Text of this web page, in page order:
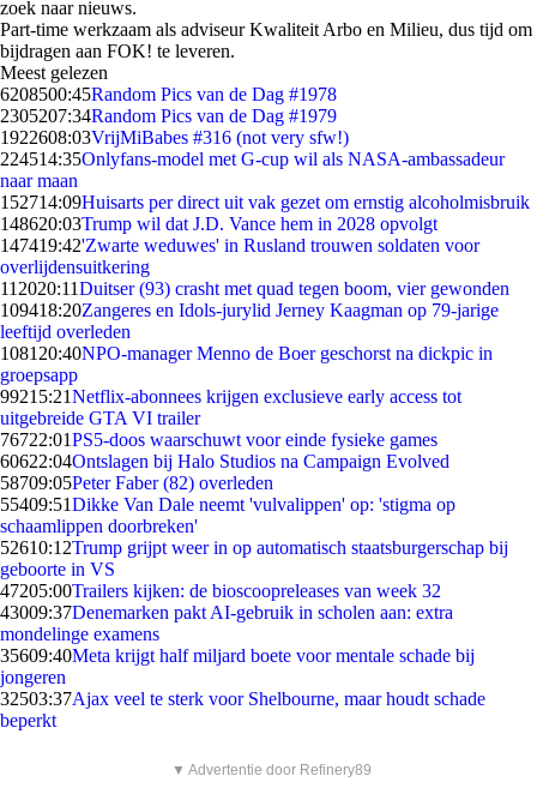
zoek naar nieuws.
Part-time werkzaam als adviseur Kwaliteit Arbo en Milieu, dus tijd om
bijdragen aan FOK! te leveren.
Meest gelezen
6208500:45Random Pics van de Dag #1978
2305207:34Random Pics van de Dag #1979
1922608:03VrijMiBabes #316 (not very sfw!)
224514:35Onlyfans-model met G-cup wil als NASA-ambassadeur
naar maan
152714:09Huisarts per direct uit vak gezet om ernstig alcoholmisbruik
148620:03Trump wil dat J.D. Vance hem in 2028 opvolgt
147419:42'Zwarte weduwes' in Rusland trouwen soldaten voor
overlijdensuitkering
112020:11Duitser (93) crasht met quad tegen boom, vier gewonden
109418:20Zangeres en Idols-jurylid Jerney Kaagman op 79-jarige
leeftijd overleden
1081 20:40NPO-manager Menno de Boer geschorst na dickpic in
groepsapp
99215:21Netflix-abonnees krijgen exclusieve early access tot
uitgebreide GTA VI trailer
76722:01PS5-doos waarschuwt voor einde fysieke games
60622:04Ontslagen bij Halo Studios na Campaign Evolved
58709:05Peter Faber (82) overleden
55409:51Dikke Van Dale neemt 'vulvalippen' op: 'stigma op
schaamlippen doorbreken'
52610:12Trump grijpt weer in op automatisch staatsburgerschap bij
geboorte in VS
47205:00Trailers kijken: de bioscoopreleases van week 32
43009:37Denemarken pakt AI-gebruik in scholen aan: extra
mondelinge examens
35609:40Meta krijgt half miljard boete voor mentale schade bij
jongeren
32503:37Ajax veel te sterk voor Shelbourne, maar houdt schade
beperkt
▼ Advertentie door Refinery89